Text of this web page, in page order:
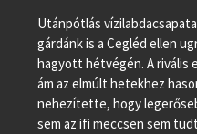
Utánpótlás
gárdánk is a Cegléd ellen
hagyott hétvégén. A rivális
ám az elmúlt hetekhez
nehezítette, hogy
sem az ifi meccsen sem